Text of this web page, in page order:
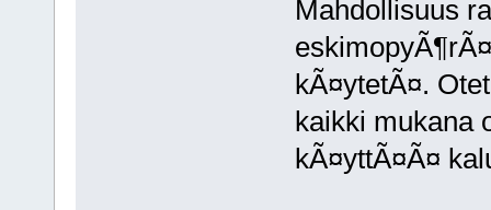
Mahdollisuus
kÃ¤ytetÃ¤.
kaikki mukana
kÃ¤yttÃ¤Ã¤